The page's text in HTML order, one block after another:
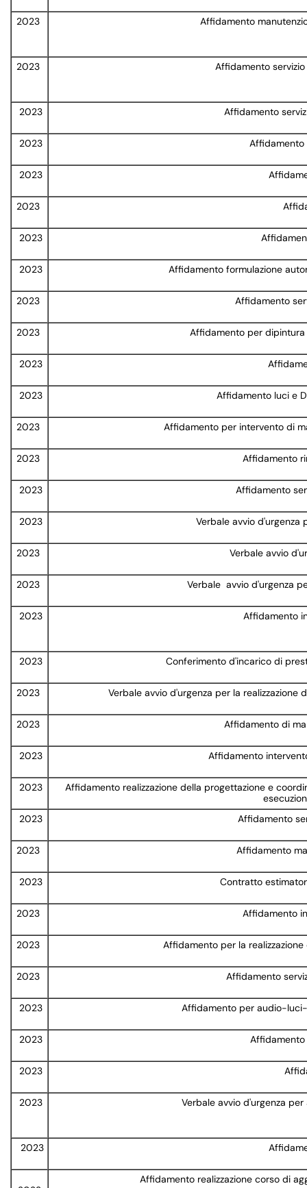
2023 Affidamento
2023 Affidamento
2023 Affidamento
2023 Affidamento
2023
2023
2023
2023 Affidamento formulazione
2023 Affidamento
2023 Affidamento per dipintura
2023
2023 Affidamento luci e
2023 Affidamento per intervento di
2023 Affidamento
2023 Affidamento
2023 Verbale avvio d'urgenza
2023 Verbale avvio
2023 Verbale avvio d'urgenza
2023 Affidamento
2023 Conferimento d'incarico di
2023 Verbale avvio d'urgenza per la
2023 Affidamento di
2023 Affidamento
2023
Affidamento realizzazione della progettazione e
2023
Affidamento
2023 Affidamento
2023 Contratto
2023 Affidamento
2023 Affidamento per la
2023 Affidamento
2023 Affidamento per audio-luci-
2023
2023
2023 Verbale avvio d'urgenza
2023
Affidamento realizzazione corso di